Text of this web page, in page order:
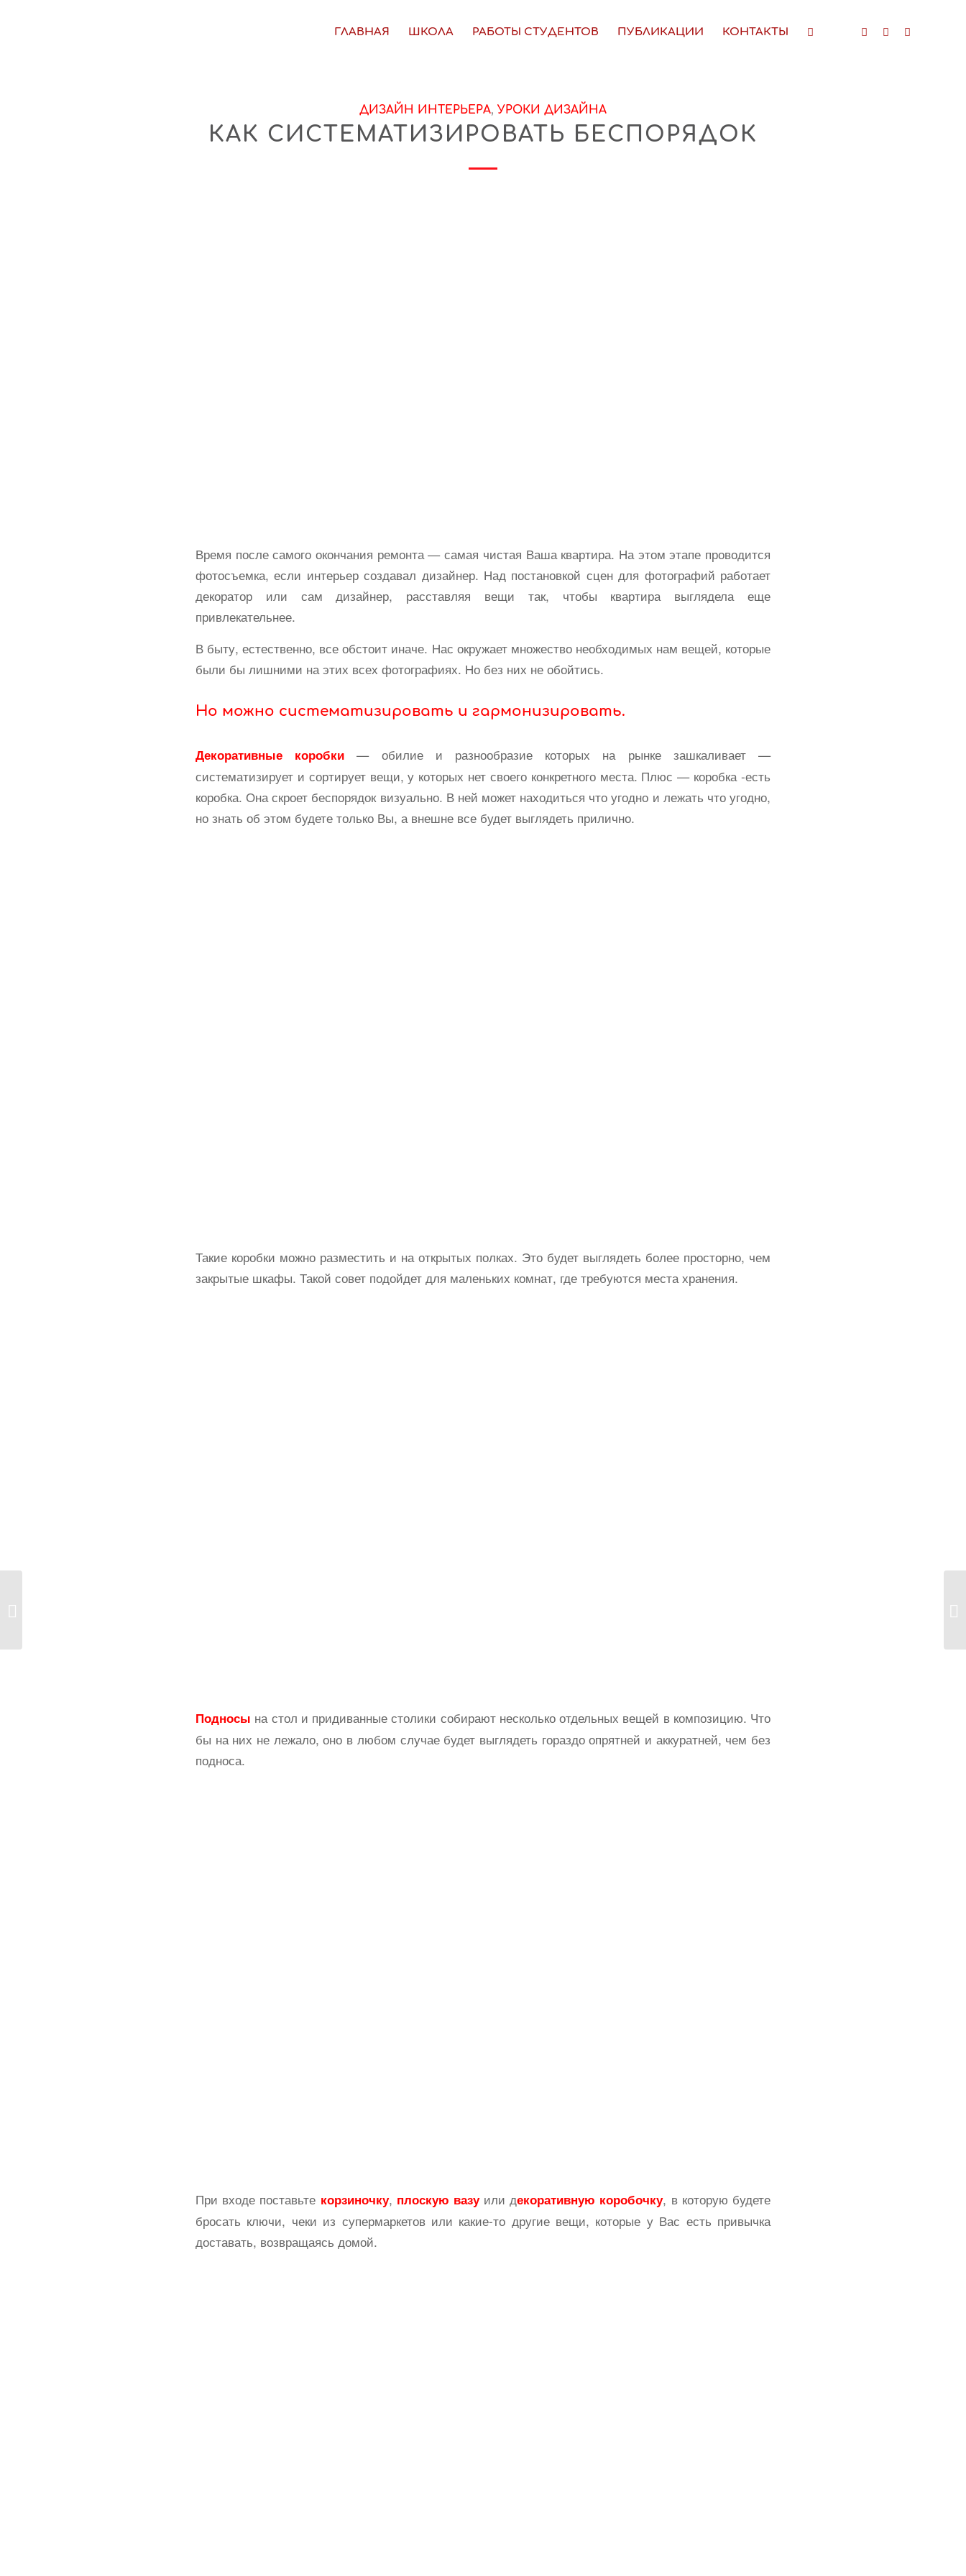
ГЛАВНАЯ ШКОЛА РАБОТЫ СТУДЕНТОВ ПУБЛИКАЦИИ КОНТАКТЫ
ДИЗАЙН ИНТЕРЬЕРА, УРОКИ ДИЗАЙНА
КАК СИСТЕМАТИЗИРОВАТЬ БЕСПОРЯДОК
Время после самого окончания ремонта — самая чистая Ваша квартира. На этом этапе проводится
фотосъемка, если интерьер создавал дизайнер. Над постановкой сцен для фотографий работает
декоратор или сам дизайнер, расставляя вещи так, чтобы квартира выглядела еще
привлекательнее.
В быту, естественно, все обстоит иначе. Нас окружает множество необходимых нам вещей, которые
были бы лишними на этих всех фотографиях. Но без них не обойтись.
Но можно систематизировать и гармонизировать.
Декоративные коробки — обилие и разнообразие которых на рынке зашкаливает —
систематизирует и сортирует вещи, у которых нет своего конкретного места. Плюс — коробка -есть
коробка. Она скроет беспорядок визуально. В ней может находиться что угодно и лежать что угодно,
но знать об этом будете только Вы, а внешне все будет выглядеть прилично.
Такие коробки можно разместить и на открытых полках. Это будет выглядеть более просторно, чем
закрытые шкафы. Такой совет подойдет для маленьких комнат, где требуются места хранения.
Подносы на стол и придиванные столики собирают несколько отдельных вещей в композицию. Что
бы на них не лежало, оно в любом случае будет выглядеть гораздо опрятней и аккуратней, чем без
подноса.
При входе поставьте корзиночку, плоскую вазуили декоративную коробочку, в которую будете
бросать ключи, чеки из супермаркетов или какие-то другие вещи, которые у Вас есть привычка
доставать, возвращаясь домой.